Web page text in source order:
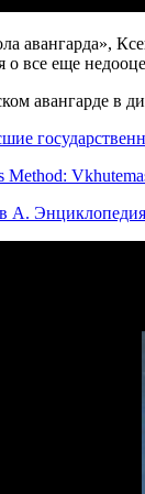
о все еще
авангарде в
А.